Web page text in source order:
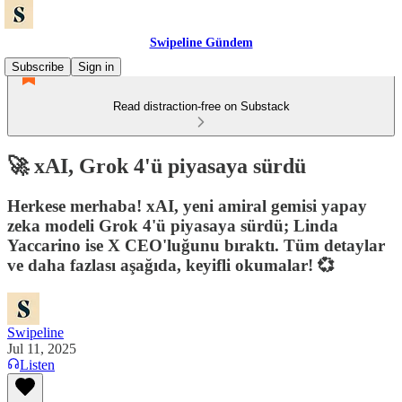
Swipeline Gündem
Subscribe
Sign in
Read distraction-free on Substack
🚀 xAI, Grok 4'ü piyasaya sürdü
Herkese merhaba! xAI, yeni amiral gemisi yapay
zeka modeli Grok 4'ü piyasaya sürdü; Linda
Yaccarino ise X CEO'luğunu bıraktı. Tüm detaylar
ve daha fazlası aşağıda, keyifli okumalar! 💞
Swipeline
Jul 11, 2025
Listen